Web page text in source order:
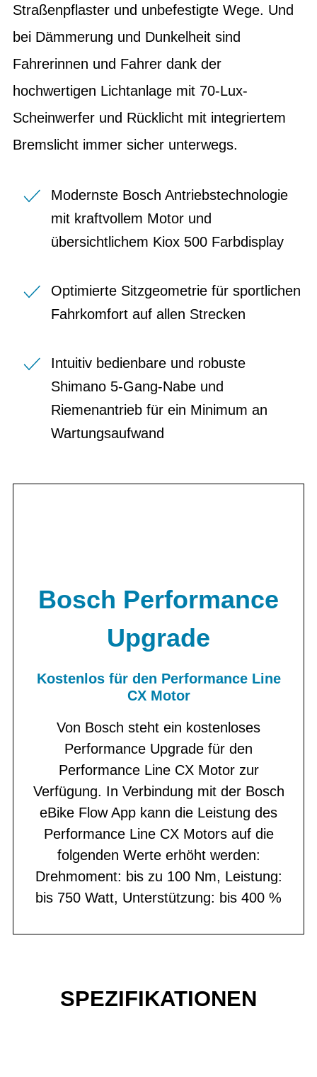
Straßenpflaster und unbefestigte Wege. Und
bei Dämmerung und Dunkelheit sind
Fahrerinnen und Fahrer dank der
hochwertigen Lichtanlage mit 70-Lux-
Scheinwerfer und Rücklicht mit integriertem
Bremslicht immer sicher unterwegs.
Modernste Bosch Antriebstechnologie
mit kraftvollem Motor und
übersichtlichem Kiox 500 Farbdisplay
Optimierte Sitzgeometrie für sportlichen
Fahrkomfort auf allen Strecken
Intuitiv bedienbare und robuste
Shimano 5-Gang-Nabe und
Riemenantrieb für ein Minimum an
Wartungsaufwand
Bosch Performance
Upgrade
Kostenlos für den Performance Line
CX Motor
Von Bosch steht ein kostenloses
Performance Upgrade für den
Performance Line CX Motor zur
Verfügung. In Verbindung mit der Bosch
eBike Flow App kann die Leistung des
Performance Line CX Motors auf die
folgenden Werte erhöht werden:
Drehmoment: bis zu 100 Nm, Leistung:
bis 750 Watt, Unterstützung: bis 400 %
SPEZIFIKATIONEN